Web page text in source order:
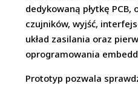
dedykowaną płytkę PCB,
czujników, wyjść,
układ zasilania oraz
oprogramowania
Prototyp pozwala